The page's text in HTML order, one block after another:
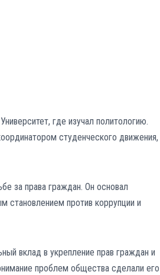
где изучал политологию.
студенческого движения,
за права граждан. Он основал
становлением против коррупции и
вклад в укрепление прав граждан и
проблем общества сделали его